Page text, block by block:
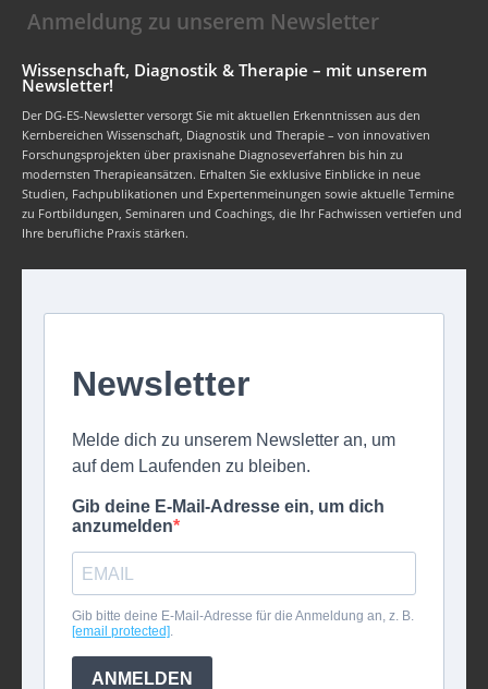
Anmeldung zu unserem Newsletter
Wissenschaft, Diagnostik & Therapie – mit unserem
Newsletter!
Der DG-ES-Newsletter versorgt Sie mit aktuellen Erkenntnissen aus den
Kernbereichen Wissenschaft, Diagnostik und Therapie – von innovativen
Forschungsprojekten über praxisnahe Diagnoseverfahren bis hin zu
modernsten Therapieansätzen. Erhalten Sie exklusive Einblicke in neue
Studien, Fachpublikationen und Expertenmeinungen sowie aktuelle Termine
zu Fortbildungen, Seminaren und Coachings, die Ihr Fachwissen vertiefen und
Ihre berufliche Praxis stärken.